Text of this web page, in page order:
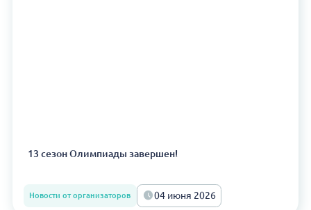
13 сезон Олимпиады завершен!
Новости от организаторов 04 июня 2026